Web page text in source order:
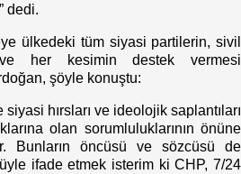
dedi.
ülkedeki tüm siyasi partilerin, sivil
ve her kesimin destek vermesi
şöyle konuştu:
hırsları ve ideolojik saplantıları
olan sorumluluklarının önüne
Bunların öncüsü ve sözcüsü de
ifade etmek isterim ki CHP, 7/24